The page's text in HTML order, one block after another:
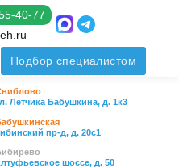
40-77
Подбор специалистом
Летчика Бабушкина, д. 1к3
пр-д, д. 20с1
шоссе, д. 50